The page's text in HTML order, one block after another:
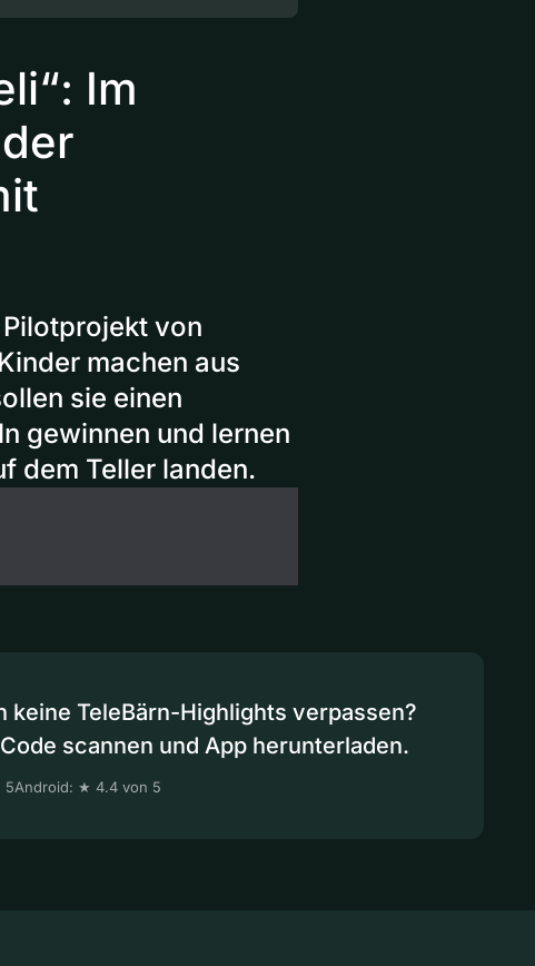
Im
von
machen aus
sie einen
gewinnen und lernen
dem Teller landen.
keine TeleBärn-Highlights verpassen?
scannen und App herunterladen.
5Android: ★ 4.4 von 5